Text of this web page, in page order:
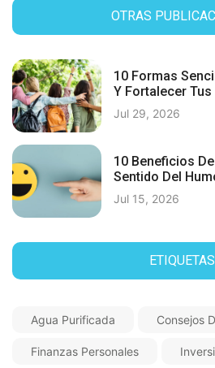
OTRAS
10 Formas
Y Fortalecer
Jul 29, 2026
10 Beneficios
Sentido Del
Jul 15, 2026
ETIQUETAS
Agua Purificada Consejos
Finanzas Personales